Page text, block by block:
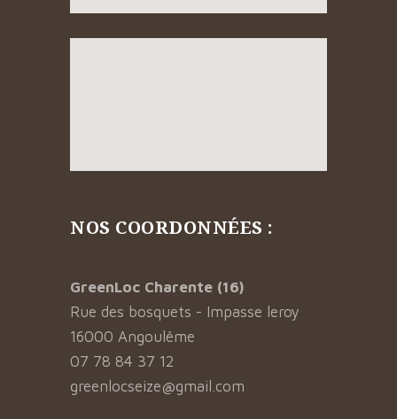
NOS COORDONNÉES :
GreenLoc Charente (16)
Rue des bosquets - Impasse leroy
16000 Angoulême
07 78 84 37 12
greenlocseize@gmail.com